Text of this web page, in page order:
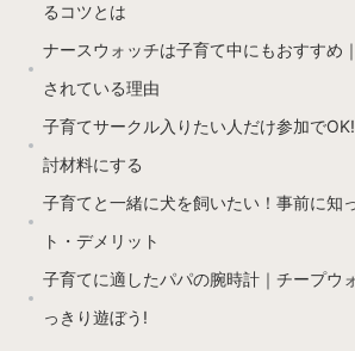
るコツとは
ナースウォッチは子育て中にもおすすめ
されている理由
子育てサークル入りたい人だけ参加で
討材料にする
子育てと一緒に犬を飼いたい！事前に知
ト・デメリット
子育てに適したパパの腕時計｜チープウ
っきり遊ぼう!